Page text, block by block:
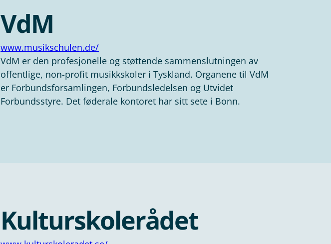
VdM
www.musikschulen.de/
VdM er den profesjonelle og støttende sammenslutningen av
offentlige, non-profit musikkskoler i Tyskland. Organene til VdM
er Forbundsforsamlingen, Forbundsledelsen og Utvidet
Forbundsstyre. Det føderale kontoret har sitt sete i Bonn.
Kulturskolerådet